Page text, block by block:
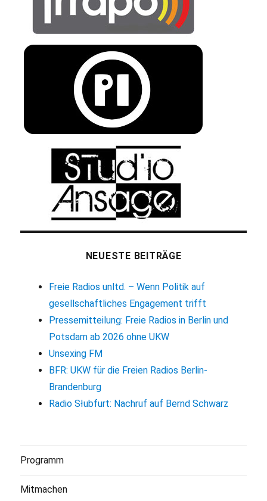
NEUESTE BEITRÄGE
Freie Radios unltd. – Wenn Politik auf
gesellschaftliches Engagement trifft
Pressemitteilung: Freie Radios in Berlin und
Potsdam ab 2026 ohne UKW
Unsexing FM
BFR: UKW für die Freien Radios Berlin-
Brandenburg
Radio Słubfurt: Nachruf auf Bernd Schwarz
Programm
Mitmachen